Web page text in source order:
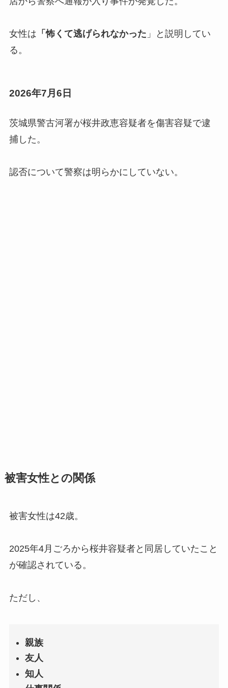
女性は 「怖くて逃げられなかった 」と説明してい
る。
2026年7月6日
茨城県警古河署が桜井政恵容疑者を傷害容疑で逮
捕した。
認否について警察は明らかにしていない。
被害女性との関係
被害女性は42歳。
2025年4月ごろから桜井容疑者と同居していたこと
が確認されている。
ただし、
親族
友人
知人